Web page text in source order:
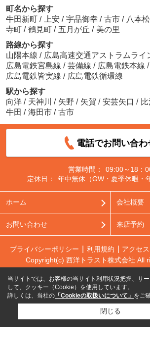
町名から探す
牛田新町 / 上安 / 宇品御幸 / 古市 / 八本
寺町 / 鶴見町 / 五月が丘 / 美の里
路線から探す
山陽本線 / 広島高速交通アストラムライ
広島電鉄宮島線 / 芸備線 / 広島電鉄本線 /
広島電鉄皆実線 / 広島電鉄循環線
駅から探す
向洋 / 天神川 / 矢野 / 矢賀 / 安芸矢口 /
牛田 / 海田市 / 古市
電話でお問い合わ
営業時間：
09:00～18：
定休日：
年中無休（GW・夏季休暇・
ホーム 会社概要
お問い合わせ 来店予約
プライバシーポリシー 利用規約 アクセ
Copyright(c) 西洋トラスト株式会社 All
当サイトでは、お客様の当サイト利用状況把握、サ
して、クッキー（Cookie）を使用しています。
詳しくは、当社の 「Cookieの取扱いについて」 をご
閉じる